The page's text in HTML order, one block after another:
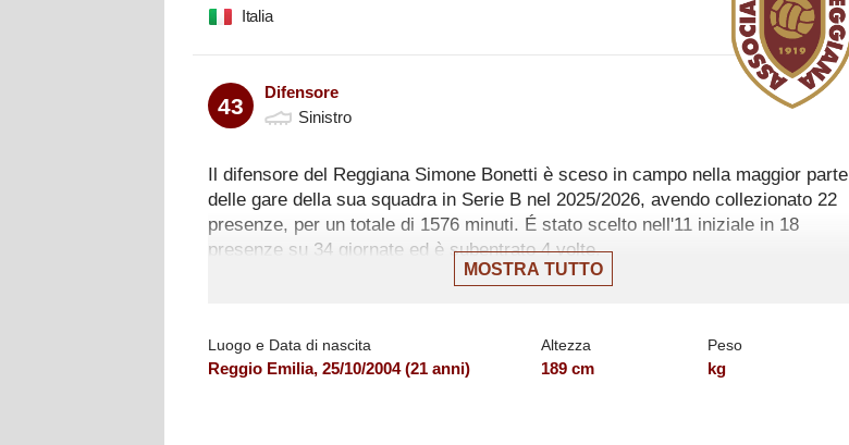
Italia
43
Difensore
Sinistro
Il difensore del Reggiana Simone Bonetti è sceso in campo nella maggior parte
delle gare della sua squadra in Serie B nel 2025/2026, avendo collezionato 22
presenze, per un totale di 1576 minuti. É stato scelto nell'11 iniziale in 18
presenze su 34 giornate ed è subentrato 4 volte.
L'ultima partita di Bonetti in campionato è stata il 12 aprile, partita in cui ha
2-0. In totale il difensore ha fornito 1 assist in questo campionato.
MOSTRA TUTTO
Luogo e Data di nascita
Reggio Emilia, 25/10/2004(21 anni)
Altezza
189 cm
Peso
kg